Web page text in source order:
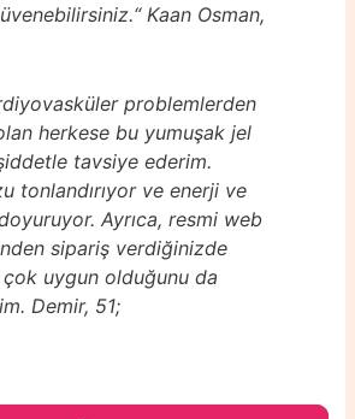
Kaan Osman,
problemlerden
herkese bu yumuşak jel
tavsiye ederim.
tonlandırıyor ve enerji ve
Ayrıca, resmi web
sipariş verdiğinizde
çok uygun olduğunu da
Demir, 51;